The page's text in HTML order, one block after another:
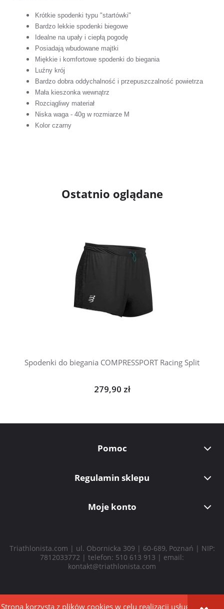
Strona korzysta z plików cookies w celu realizacji usług i
Krótkie spodenki typu "startówki"
Bardzo lekkie spodenki biegowe
Idealne na upały i ciepłą pogodę
Posiadają wbudowane majtki
Miękkie i komfortowe spodenki do biegania
Luźny krój
Bardzo dobra oddychalność i przepuszczalność powietrza
Mała kieszonka wewnątrz
Rozciągliwy materiał
Niska waga - 40g w rozmiarze M
Kolor czarny
Ostatnio oglądane
Spodenki do biegania COMPRESSPORT Racing Split
279,90 zł
Pomoc
Regulamin sklepu
Moje konto
Triathlonista.com | ul. Obornicka 309 | 60-689, Poznań | NIP:
7812033772 | telefon: 510 613 913 | email:
kontakt@triathlonista.com